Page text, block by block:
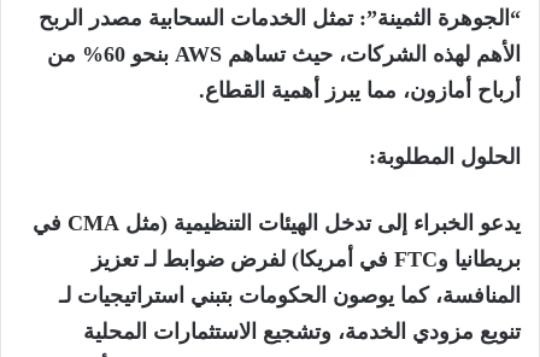
“الجوهرة الثمينة”: تمثل الخدمات السحابية مصدر الربح
الأهم لهذه الشركات، حيث تساهم AWS بنحو 60% من
أرباح أمازون، مما يبرز أهمية القطاع.
الحلول المطلوبة:
يدعو الخبراء إلى تدخل الهيئات التنظيمية (مثل CMA في
بريطانيا وFTC في أمريكا) لفرض ضوابط لـ تعزيز
المنافسة، كما يوصون الحكومات بتبني استراتيجيات لـ
تنويع مزودي الخدمة، وتشجيع الاستثمارات المحلية